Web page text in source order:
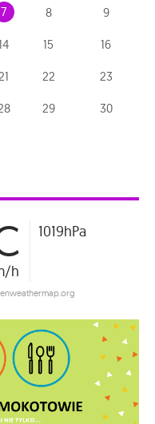
7 8 9
14 15 16
22 23
29 30
h
1019hPa